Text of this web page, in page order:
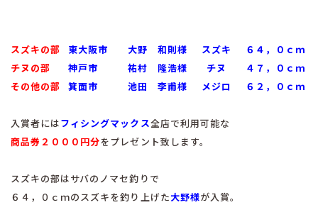
スズキの部 東大阪市 大野 和則様 スズキ
６４，０ｃｍ
チヌの部
神戸市 祐村 隆浩様 チヌ
４７，０ｃｍ
その他の部
箕面市 池田 李甫様 メジロ ６２，０ｃｍ
入賞者にはフィシングマックス全店で利用可能な
商品券２０００円分をプレゼント致します。
スズキの部はサバのノマセ釣りで
６４，０ｃｍのスズキを釣り上げた大野様が入賞。